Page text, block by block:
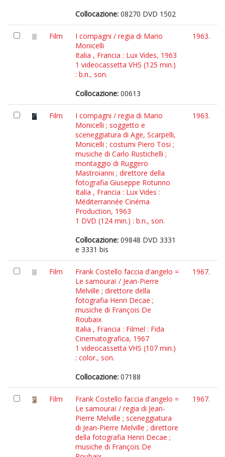
Collocazione: 08270 DVD 1502
Film
I compagni / regia di Mario
Monicelli
Italia , Francia : Lux Vides, 1963
1 videocassetta VHS (125 min.)
: b.n., son.
Collocazione: 00613
1963.
Film
I compagni / regia di Mario
Monicelli ; soggetto e
sceneggiatura di Age, Scarpelli,
Monicelli ; costumi Piero Tosi ;
musiche di Carlo Rustichelli ;
montaggio di Ruggero
Mastroianni ; direttore della
fotografia Giuseppe Rotunno
Italia , Francia : Lux Vides :
Méditerrannée Cinéma
Production, 1963
1 DVD (124 min.) : b.n., son.
Collocazione: 09848 DVD 3331
e 3331 bis
1963.
Film
Frank Costello faccia d'angelo =
Le samouraï / Jean-Pierre
Melville ; direttore della
fotografia Henri Decae ;
musiche di François De
Roubaix
Italia , Francia : Filmel : Fida
Cinematografica, 1967
1 videocassetta VHS (107 min.)
: color., son.
Collocazione: 07188
1967.
Film
Frank Costello faccia d'angelo =
Le samouraï / regia di Jean-
Pierre Melville ; sceneggiatura
di Jean-Pierre Melville ; direttore
della fotografia Henri Decae ;
musiche di François De
1967.